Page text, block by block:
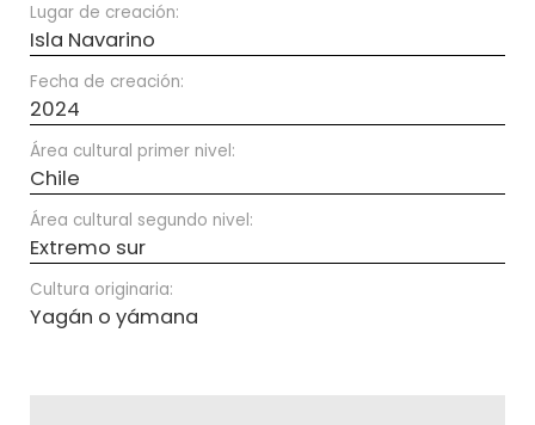
Lugar de creación:
Isla Navarino
Fecha de creación:
2024
Área cultural primer nivel:
Chile
Área cultural segundo nivel:
Extremo sur
Cultura originaria:
Yagán o yámana